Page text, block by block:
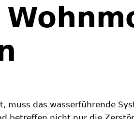
muss das wasserführende